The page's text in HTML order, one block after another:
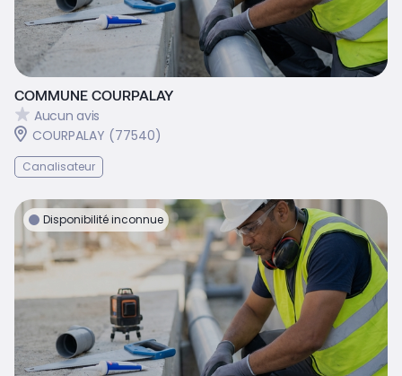
COMMUNE COURPALAY
Aucun avis
COURPALAY (77540)
Canalisateur
Disponibilité inconnue